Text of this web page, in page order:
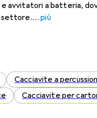
avvitatori a batteria,
settore.
più
Cacciavite a
Cacciavite per